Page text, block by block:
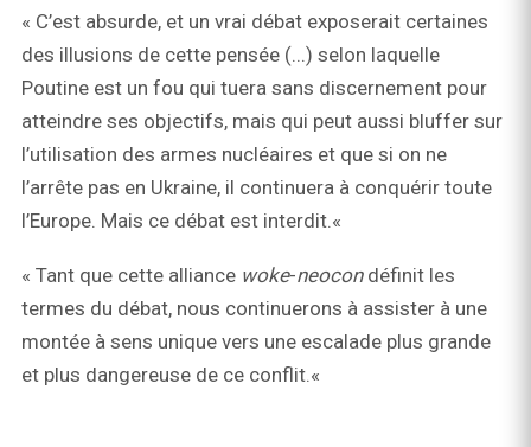
« C’est absurde, et un vrai débat exposerait certaines
des illusions de cette pensée (...) selon laquelle
Poutine est un fou qui tuera sans discernement pour
atteindre ses objectifs, mais qui peut aussi bluffer sur
l’utilisation des armes nucléaires et que si on ne
l’arrête pas en Ukraine, il continuera à conquérir toute
l’Europe. Mais ce débat est interdit.«
« Tant que cette alliance woke-neocondéfinit les
termes du débat, nous continuerons à assister à une
montée à sens unique vers une escalade plus grande
et plus dangereuse de ce conflit.«